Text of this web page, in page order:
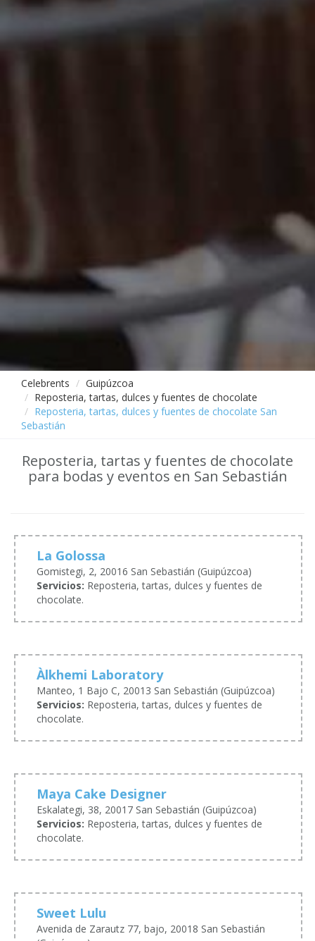
Celebrents
Guipúzcoa
Reposteria, tartas, dulces y fuentes de chocolate
Reposteria, tartas, dulces y fuentes de chocolate San
Sebastián
Reposteria, tartas y fuentes de chocolate
para bodas y eventos en San Sebastián
La Golossa
Gomistegi, 2, 20016 San Sebastián (Guipúzcoa)
Servicios: Reposteria, tartas, dulces y fuentes de
chocolate.
Àlkhemi Laboratory
Manteo, 1 Bajo C, 20013 San Sebastián (Guipúzcoa)
Servicios: Reposteria, tartas, dulces y fuentes de
chocolate.
Maya Cake Designer
Eskalategi, 38, 20017 San Sebastián (Guipúzcoa)
Servicios: Reposteria, tartas, dulces y fuentes de
chocolate.
Sweet Lulu
Avenida de Zarautz 77, bajo, 20018 San Sebastián